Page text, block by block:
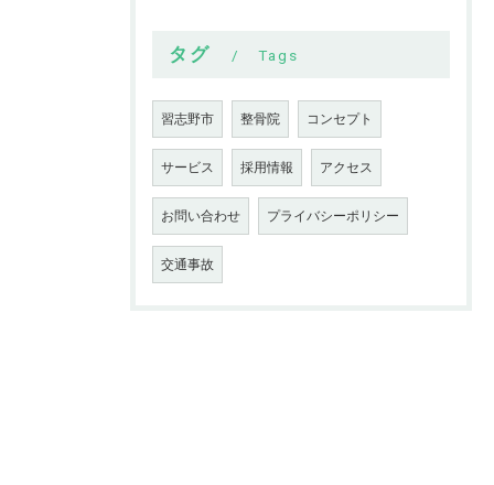
タグ Tags
習志野市 整骨院 コンセプト
サービス 採用情報 アクセス
お問い合わせ プライバシーポリシー
交通事故